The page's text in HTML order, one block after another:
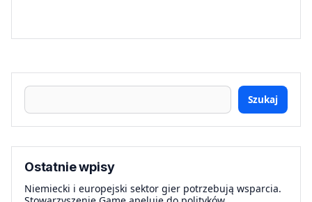
Szukaj
Ostatnie wpisy
Niemiecki i europejski sektor gier potrzebują wsparcia.